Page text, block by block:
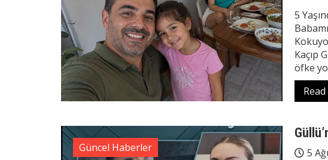
5
Kaçıp
öfke
Güncel Haberler 5